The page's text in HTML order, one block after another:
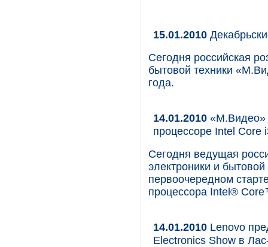
15.01.2010
Сегодня российская
бытовой техники
года.
14.01.2010 «М.Видео»
процессоре Intel Core
Сегодня ведущая
электроники и
первоочередном
процессора Intel®
14.01.2010 Lenovo
Electronics Show в